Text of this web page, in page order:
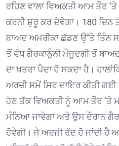
ਰਹਿਣ ਵਾਲਾ ਵਿਅਕਤੀ ਆਮ ਤੌਰ
ਕਰਨੀ ਸ਼ੁਰੂ ਕਰ ਦੇਵੇਗਾ। 180 ਦਿਨ
ਬਾਅਦ ਅਮਰੀਕਾ ਛੱਡਣ ਉੱਤੇ ਤਿੰਨ
ਤੋਂ ਵੱਧ ਗੈਰਕਾਨੂੰਨੀ ਮੌਜੂਦਗੀ ਤੋਂ ਬਾਅਦ
ਦਾ ਖ਼ਤਰਾ ਪੈਦਾ ਹੋ ਸਕਦਾ ਹੈ।
ਅਰਜ਼ੀ ਸਮੇਂ ਸਿਰ ਦਾਇਰ ਕੀਤੀ
ਹੋਣ ਤੱਕ ਵਿਅਕਤੀ ਨੂੰ ਆਮ ਤੌਰ ‘ਤੇ
ਮੰਨਿਆ ਜਾਵੇਗਾ ਅਤੇ ਉਸ ਦੌਰਾਨ
ਹੋਵੇਗੀ। ਜੇ ਅਰਜ਼ੀ ਰੱਦ ਹੋ ਜਾਂਦੀ